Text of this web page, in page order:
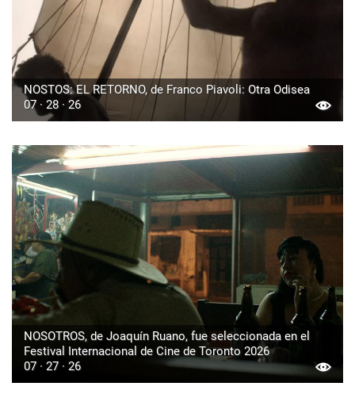
NOSTOS: EL RETORNO, de Franco Piavoli: Otra Odisea
07 · 28 · 26
NOSOTROS, de Joaquín Ruano, fue seleccionada en el
Festival Internacional de Cine de Toronto 2026
07 · 27 · 26